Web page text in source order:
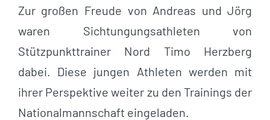
Zur großen Freude von Andreas und Jörg
waren Sichtungungsathleten von
Stützpunkttrainer Nord Timo Herzberg
dabei. Diese jungen Athleten werden mit
ihrer Perspektive weiter zu den Trainings der
Nationalmannschaft eingeladen.